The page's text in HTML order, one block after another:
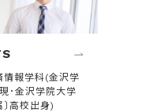
情報学科(金沢学
現･金沢学院大学
〕高校出身)